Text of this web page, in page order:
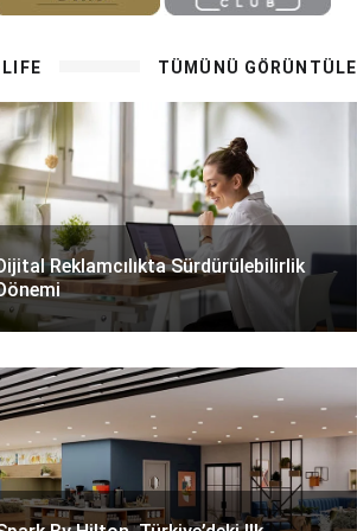
TÜMÜNÜ GÖRÜNTÜLE
Reklamcılıkta Sürdürülebilirlik